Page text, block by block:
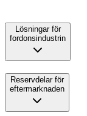
Lösningar för
fordonsindustrin
Reservdelar för
eftermarknaden